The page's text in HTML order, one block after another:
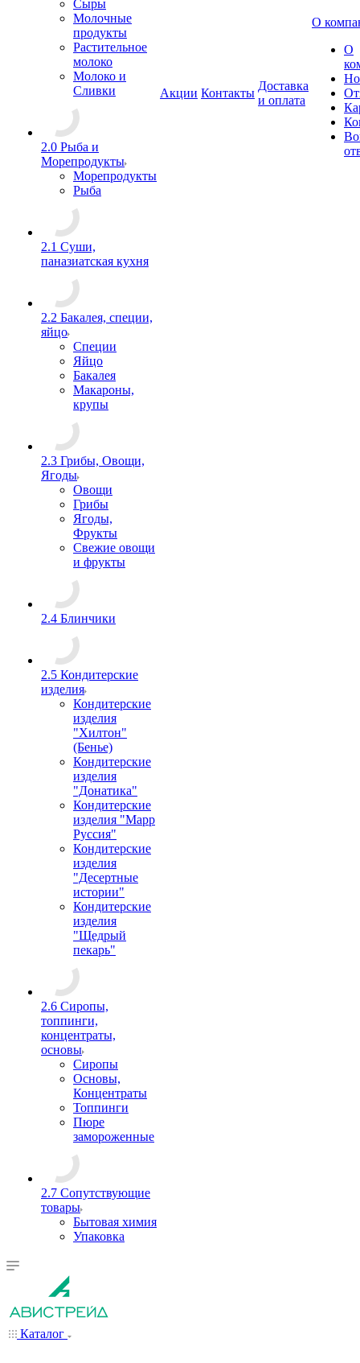
Сыры
Молочные
продукты
Растительное
молоко
Молоко и
Сливки
2.0 Рыба и
Морепродукты
Морепродукты
Рыба
2.1 Суши,
паназиатская кухня
2.2 Бакалея, специи,
яйцо
Специи
Яйцо
Бакалея
Макароны,
крупы
2.3 Грибы, Овощи,
Ягоды
Овощи
Грибы
Ягоды,
Фрукты
Свежие овощи
и фрукты
2.4 Блинчики
2.5 Кондитерские
изделия
Кондитерские
изделия
"Хилтон"
(Бенье)
Кондитерские
изделия
"Донатика"
Кондитерские
изделия "Марр
Руссия"
Кондитерские
изделия
"Десертные
истории"
Кондитерские
изделия
"Щедрый
пекарь"
2.6 Сиропы,
топпинги,
концентраты,
основы
Сиропы
Основы,
Концентраты
Топпинги
Пюре
замороженные
2.7 Сопутствующие
товары
Бытовая химия
Упаковка
Акции Контакты
Доставка
и оплата
О
О
Каталог